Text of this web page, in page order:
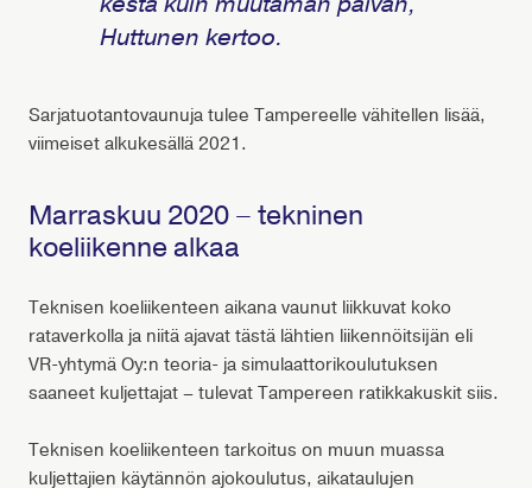
Huttunen kertoo.
Sarjatuotantovaunuja tulee Tampereelle vähitellen lisää,
viimeiset alkukesällä 2021.
Marraskuu 2020 – tekninen
koeliikenne alkaa
Teknisen koeliikenteen aikana vaunut liikkuvat koko
rataverkolla ja niitä ajavat tästä lähtien liikennöitsijän eli
VR-yhtymä Oy:n teoria- ja simulaattorikoulutuksen
saaneet kuljettajat – tulevat Tampereen ratikkakuskit siis.
Teknisen koeliikenteen tarkoitus on muun muassa
kuljettajien käytännön ajokoulutus, aikataulujen